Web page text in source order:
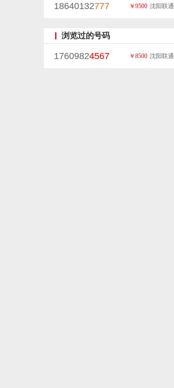
18640132777 沈阳联通
￥9500
浏览过的号码
17609824567 沈阳联通
￥8500